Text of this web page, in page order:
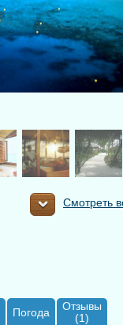
Смотреть
Погода
Отзывы
(1)